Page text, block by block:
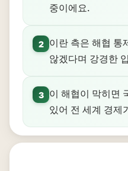
중이에요.
2
이란 측은 해협 통
않겠다며 강경한
3
이 해협이 막히면
있어 전 세계 경제